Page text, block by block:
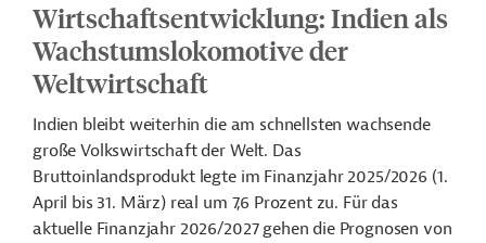
Wirtschaftsentwicklung: Indien als
Wachstumslokomotive der
Weltwirtschaft
Indien bleibt weiterhin die am schnellsten wachsende
große Volkswirtschaft der Welt. Das
Bruttoinlandsprodukt legte im Finanzjahr 2025/2026 (1.
April bis 31. März) real um 7,6 Prozent zu. Für das
aktuelle Finanzjahr 2026/2027 gehen die Prognosen von